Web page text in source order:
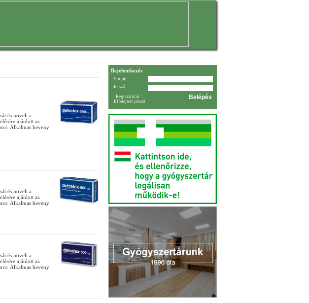
és növeli a
ajánlott az
Alkalmas heveny
és növeli a
ajánlott az
Alkalmas heveny
és növeli a
ajánlott az
Alkalmas heveny
Bejelentkezés
E-mail:
Jelszó:
Regisztráció ::
Elfelejtett jelszó